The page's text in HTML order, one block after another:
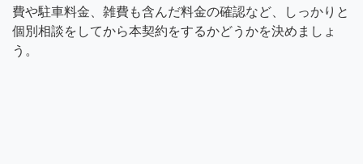
費や駐車料金、雑費も含んだ料金の確認など、しっかりと
個別相談をしてから本契約をするかどうかを決めましょ
う。